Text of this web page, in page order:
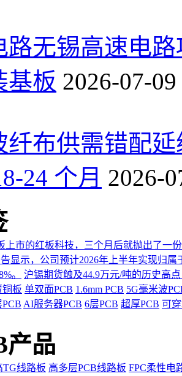
路无锡高速电
基板 2026-07-09
纤布供需错配
24 个月 2026-
上市的红板科技，三个月后就抛出了一
显示，公司预计2026年上半年实现归
。
沪锡期货触及44.9万元/吨的历史高
铜板 单双面PCB 1.6mm PCB 5G毫米波
AI服务器PCB 6层PCB 超厚PCB 可
产品
TG线路板 高多层PCB线路板 FPC柔性电